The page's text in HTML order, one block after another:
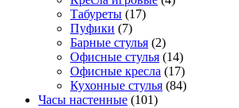
Табуреты (17)
Пуфики (7)
Барные стулья (2)
Офисные стулья (14)
Офисные кресла (17)
Кухонные стулья (84)
Часы настенные (101)